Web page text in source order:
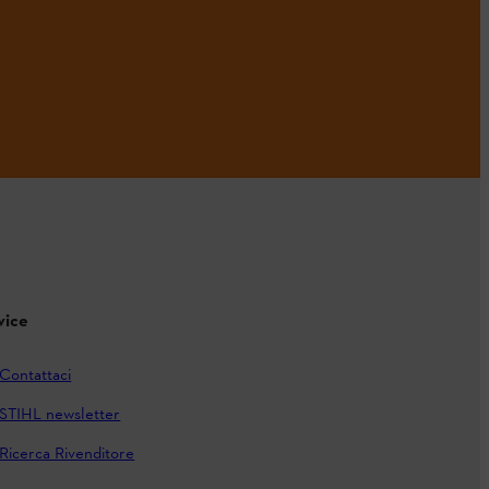
Contattaci
STIHL newsletter
Ricerca Rivenditore